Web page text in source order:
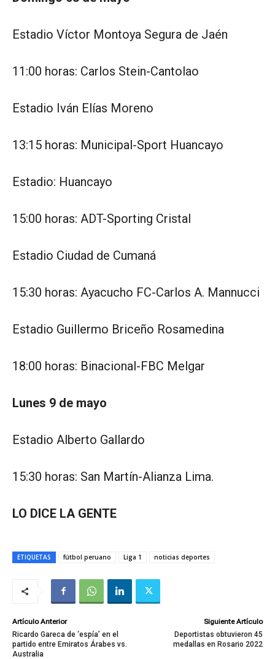
Estadio Víctor Montoya Segura de Jaén
11:00 horas: Carlos Stein-Cantolao
Estadio Iván Elías Moreno
13:15 horas: Municipal-Sport Huancayo
Estadio: Huancayo
15:00 horas: ADT-Sporting Cristal
Estadio Ciudad de Cumaná
15:30 horas: Ayacucho FC-Carlos A. Mannucci
Estadio Guillermo Briceño Rosamedina
18:00 horas: Binacional-FBC Melgar
Lunes 9 de mayo
Estadio Alberto Gallardo
15:30 horas: San Martín-Alianza Lima.
LO DICE LA GENTE
ETIQUETAS fútbol peruano Liga 1 noticias deportes
Artículo Anterior
Ricardo Gareca de ‘espía’ en el
partido entre Emiratos Árabes vs.
Australia
Siguiente Artículo
Deportistas obtuvieron 45
medallas en Rosario 2022